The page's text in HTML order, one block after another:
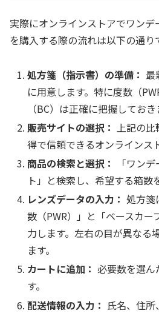
実際にオンラインストアでワンデ
を購入する際の流れは以下の通り
処方箋（指示書）の準備： 最
に用意します。特に度数（
（BC）は正確に把握しておき
販売サイトの選択： 上記の比
得で信頼できるオンラインス
商品の検索と選択：
「ワン
ト」と検索し、希望する箱数
レンズデータの入力： 処方箋
数（PWR）」と「ベースカー
力します。左右の目が異なる
ます。
カートに追加： 必要数を選ん
す。
配送情報の入力： 氏名、住